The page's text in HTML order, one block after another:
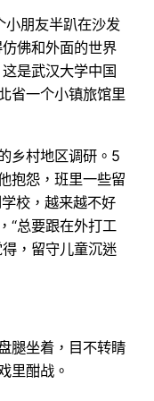
小朋友半趴在沙发
佛和外面的世界
是武汉大学中国
省一个小镇旅馆里
乡村地区调研。5
抱怨，班里一些留
校，越来越不好
“总要跟在外打工
，留守儿童沉迷
腿坐着，目不转睛
里酣战。